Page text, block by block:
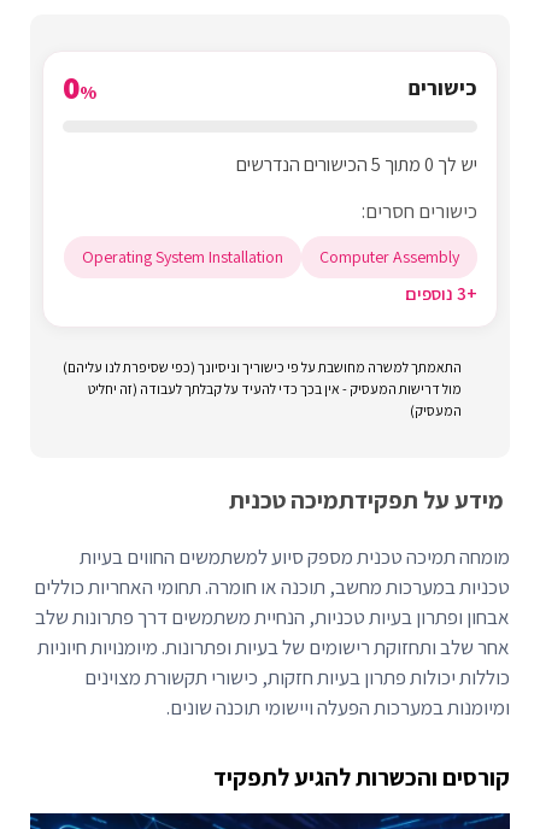
כישורים 0%
יש לך 0 מתוך 5 הכישורים הנדרשים
כישורים חסרים:
Computer Assembly
Operating System Installation
+3 נוספים
התאמתך למשרה מחושבת על פי כישוריך וניסיונך (כפי שסיפרת לנו עליהם)
מול דרישות המעסיק - אין בכך כדי להעיד על קבלתך לעבודה (זה יחליט
המעסיק)
מידע על תפקידתמיכה טכנית
מומחה תמיכה טכנית מספק סיוע למשתמשים החווים בעיות
טכניות במערכות מחשב, תוכנה או חומרה. תחומי האחריות כוללים
אבחון ופתרון בעיות טכניות, הנחיית משתמשים דרך פתרונות שלב
אחר שלב ותחזוקת רישומים של בעיות ופתרונות. מיומנויות חיוניות
כוללות יכולות פתרון בעיות חזקות, כישורי תקשורת מצוינים
ומיומנות במערכות הפעלה ויישומי תוכנה שונים.
קורסים והכשרות להגיע לתפקיד